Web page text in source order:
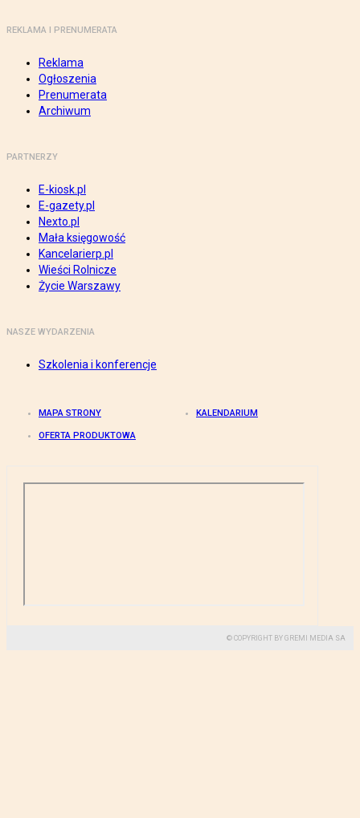
REKLAMA I PRENUMERATA
Reklama
Ogłoszenia
Prenumerata
Archiwum
PARTNERZY
E-kiosk.pl
E-gazety.pl
Nexto.pl
Mała księgowość
Kancelarierp.pl
Wieści Rolnicze
Życie Warszawy
NASZE WYDARZENIA
Szkolenia i konferencje
MAPA STRONY KALENDARIUM
OFERTA PRODUKTOWA
© COPYRIGHT BY GREMI MEDIA SA